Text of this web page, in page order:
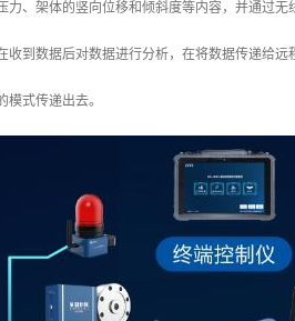
力、架体的竖向位移和倾斜度等内容，并通过
收到数据后对数据进行分析，在将数据传递给
式传递出去。